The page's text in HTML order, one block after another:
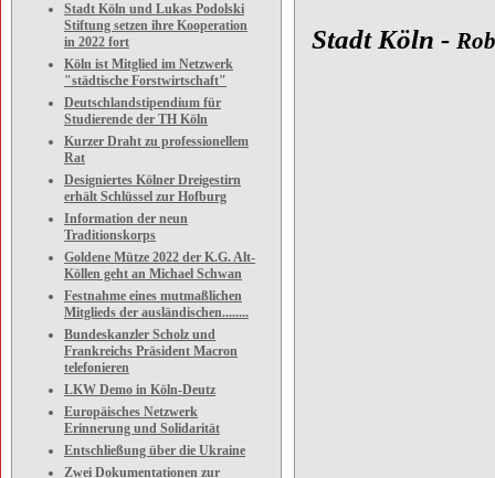
Stadt Köln und Lukas Podolski
Stiftung setzen ihre Kooperation
in 2022 fort
Köln ist Mitglied im Netzwerk
"städtische Forstwirtschaft"
Deutschlandstipendium für
Studierende der TH Köln
Kurzer Draht zu professionellem
Rat
Designiertes Kölner Dreigestirn
erhält Schlüssel zur Hofburg
Information der neun
Traditionskorps
Goldene Mütze 2022 der K.G. Alt-
Köllen geht an Michael Schwan
Festnahme eines mutmaßlichen
Mitglieds der ausländischen........
Bundeskanzler Scholz und
Frankreichs Präsident Macron
telefonieren
LKW Demo in Köln-Deutz
Europäisches Netzwerk
Erinnerung und Solidarität
Entschließung über die Ukraine
Zwei Dokumentationen zur
Stadt Köln -